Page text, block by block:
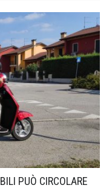
PUÒ CIRCOLARE